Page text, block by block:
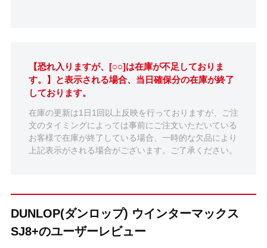
【恐れ入りますが、[○○]は在庫が不足しておりま
す。】と表示される場合、当日確保分の在庫が終了
しております。
在庫の更新は1日1回以上反映を行っておりますが、ご注
文のタイミングによっては事前にご注文いただいている
お客様で在庫が終了している場合、一時的な欠品により
上記表示がされる場合がございます。ご了承ください。
DUNLOP(ダンロップ) ウインターマックス
SJ8+のユーザーレビュー